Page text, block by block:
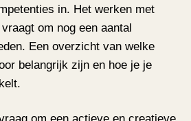
in. Het werken met
om nog een aantal
Een overzicht van welke
belangrijk zijn en hoe je je
om een actieve en creatieve